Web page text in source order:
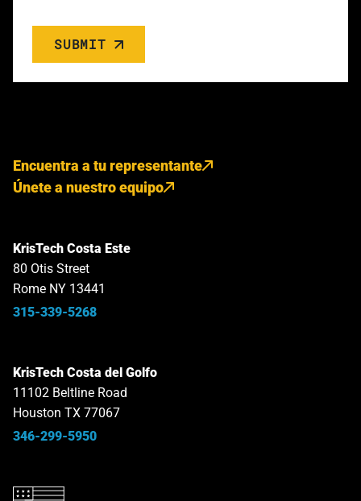
SUBMIT
Encuentra a tu representante
Únete a nuestro equipo
KrisTech Costa Este
80 Otis Street
Rome NY 13441
315-339-5268
KrisTech Costa del Golfo
11102 Beltline Road
Houston TX 77067
346-299-5950